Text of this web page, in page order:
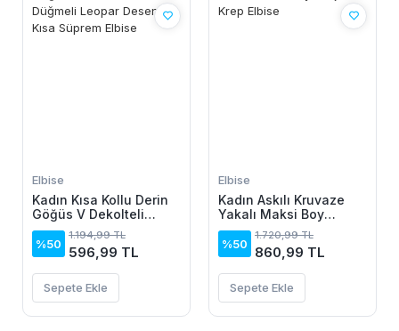
Elbise
Kadın Kısa Kollu Derin
Göğüs V Dekolteli
önden Düğmeli Leopar
Desenli Kısa Süprem
Elbise
%50
1.194,99 TL
596,99 TL
Sepete Ekle
Elbise
Kadın Askılı Kruvaze
Yakalı Maksi Boy
Janjan Krep Elbise
%50
1.720,99 TL
860,99 TL
Sepete Ekle